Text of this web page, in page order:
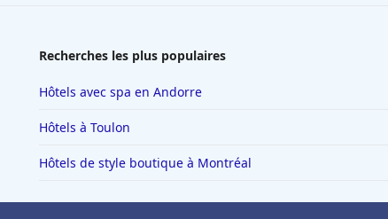
Recherches les plus populaires
Hôtels avec spa en Andorre
Hôtels à Toulon
Hôtels de style boutique à Montréal